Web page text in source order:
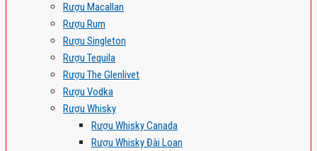
Rượu Macallan
Rượu Rum
Rượu Singleton
Rượu Tequila
Rượu The Glenlivet
Rượu Vodka
Rượu Whisky
Rượu Whisky Canada
Rượu Whisky Đài Loan